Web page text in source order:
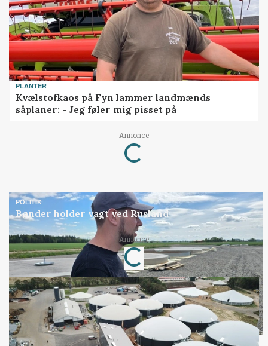
PLANTER
Kvælstofkaos på Fyn lammer landmænds
såplaner: - Jeg føler mig pisset på
Annonce
Loading...
POLITIK
Bønder holder vagt ved Rusland
Annonce
Loading...